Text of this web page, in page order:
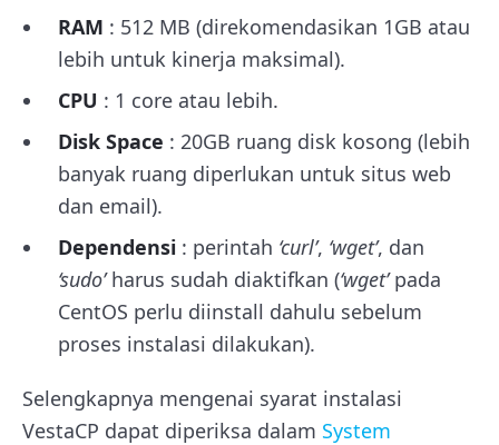
RAM : 512 MB (direkomendasikan 1GB atau
lebih untuk kinerja maksimal).
CPU : 1 core atau lebih.
Disk Space : 20GB ruang disk kosong (lebih
banyak ruang diperlukan untuk situs web
dan email).
Dependensi : perintah ‘curl’, ‘wget’, dan
‘sudo’harus sudah diaktifkan (‘wget’pada
CentOS perlu diinstall dahulu sebelum
proses instalasi dilakukan).
Selengkapnya mengenai syarat instalasi
VestaCP dapat diperiksa dalam System